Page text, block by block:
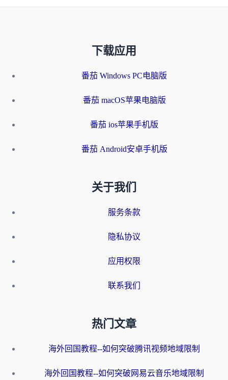
下载应用
番茄 Windows PC电脑版
番茄 macOS苹果电脑版
番茄 ios苹果手机版
番茄 Android安卓手机版
关于我们
服务条款
隐私协议
应用权限
联系我们
热门文章
海外回国教程--如何突破腾讯视频地域限制
海外回国教程--如何突破网易云音乐地域限制